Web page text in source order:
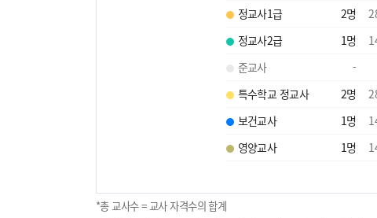
정교사1급
2명
정교사2급
1명
준교사
-
특수학교 정교사
2명
보건교사
1명
영양교사
1명
*총 교사수 = 교사 자격수의 합계